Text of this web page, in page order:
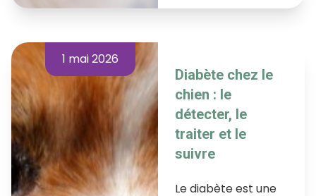
1 mai 2026
Diabète chez le
chien : le
détecter, le
traiter et le
suivre
Le diabète est une